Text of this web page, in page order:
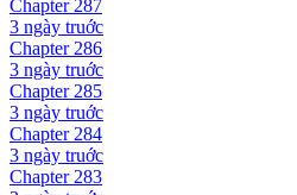
Chapter287
3 ngày truớc
Chapter286
3 ngày truớc
Chapter285
3 ngày truớc
Chapter284
3 ngày truớc
Chapter283